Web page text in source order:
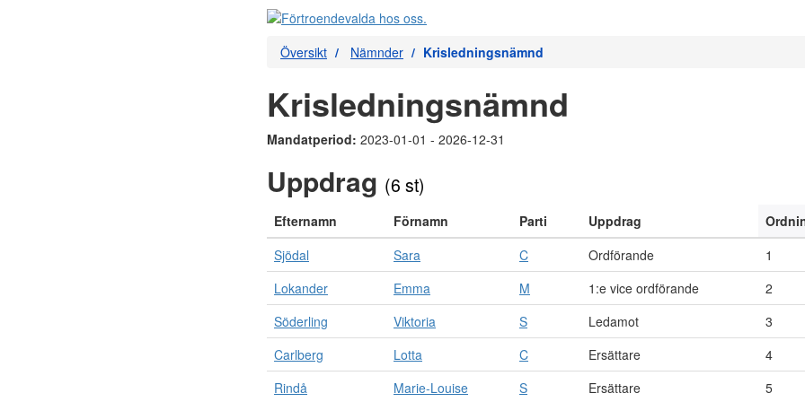
Översikt Nämnder Krisledningsnämnd
Krisledningsnämnd
Mandatperiod: 2023-01-01 - 2026-12-31
Uppdrag (6 st)
Efternamn Förnamn Parti Uppdrag
Sjödal
Sara C Ordförande
1
Lokander
Emma M 1:e vice ordförande
2
Söderling
Viktoria S Ledamot
3
Carlberg
Lotta C Ersättare
4
Rindå
Marie-Louise S Ersättare
5